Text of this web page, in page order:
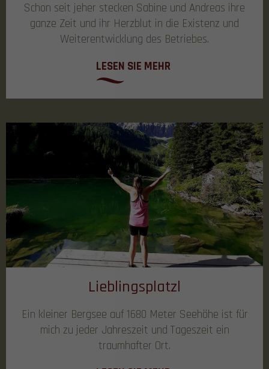
Schon seit jeher stecken Sabine und Andreas ihre
ganze Zeit und ihr Herzblut in die Existenz und
Weiterentwicklung des Betriebes.
LESEN SIE MEHR
Lieblingsplatzl
Ein kleiner Bergsee auf 1680 Meter Seehöhe ist für
mich zu jeder Jahreszeit und Tageszeit ein
traumhafter Ort.